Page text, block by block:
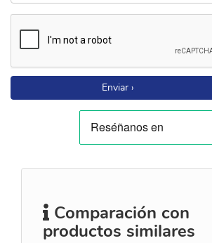
Enviar ›
Comparación con
productos similares